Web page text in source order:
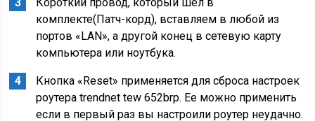
комплекте(Патч-корд), вставляем в любой из
портов «LAN», а другой конец в сетевую карту
компьютера или ноутбука.
Кнопка «Reset» применяется для сброса настроек
роутера trendnet tew 652brp. Ее можно применить
если в первый раз вы настроили роутер неудачно.